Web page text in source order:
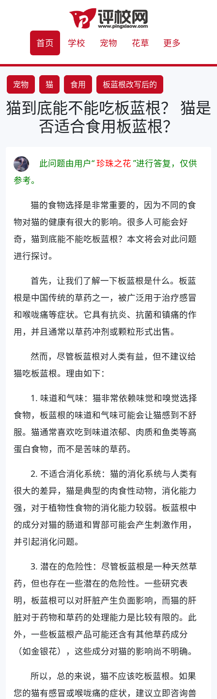
首页 学校 宠物 花草 更多
宠物 猫 食用 板蓝根改写后的
猫到底能不能吃板蓝根？ 猫是
否适合食用板蓝根？
此问题由用户“珍珠之花 ”进行答复，仅供
参考。
猫的食物选择是非常重要的，因为不同的食
物对猫的健康有很大的影响。很多人可能会好
奇，猫到底能不能吃板蓝根？本文将会对此问题
进行探讨。
首先，让我们了解一下板蓝根是什么。板蓝
根是中国传统的草药之一，被广泛用于治疗感冒
和喉咙痛等症状。它具有抗炎、抗菌和镇痛的作
用，并且通常以草药冲剂或颗粒形式出售。
然而，尽管板蓝根对人类有益，但不建议给
猫吃板蓝根。理由如下：
1. 味道和气味：猫非常依赖味觉和嗅觉选择
食物，板蓝根的味道和气味可能会让猫感到不舒
服。猫通常喜欢吃到味道浓郁、肉质和鱼类等高
蛋白食物，而不是苦味的草药。
2. 不适合消化系统：猫的消化系统与人类有
很大的差异，猫是典型的肉食性动物，消化能力
强，对于植物性食物的消化能力较弱。板蓝根中
的成分对猫的肠道和胃部可能会产生刺激作用，
并引起消化问题。
3. 潜在的危险性：尽管板蓝根是一种天然草
药，但也存在一些潜在的危险性。一些研究表
明，板蓝根可以对肝脏产生负面影响，而猫的肝
脏对于药物和草药的处理能力是比较有限的。此
外，一些板蓝根产品可能还含有其他草药成分
（如金银花），这些成分对猫的影响尚不明确。
所以，总的来说，猫不应该吃板蓝根。如果
您的猫有感冒或喉咙痛的症状，建议立即咨询兽